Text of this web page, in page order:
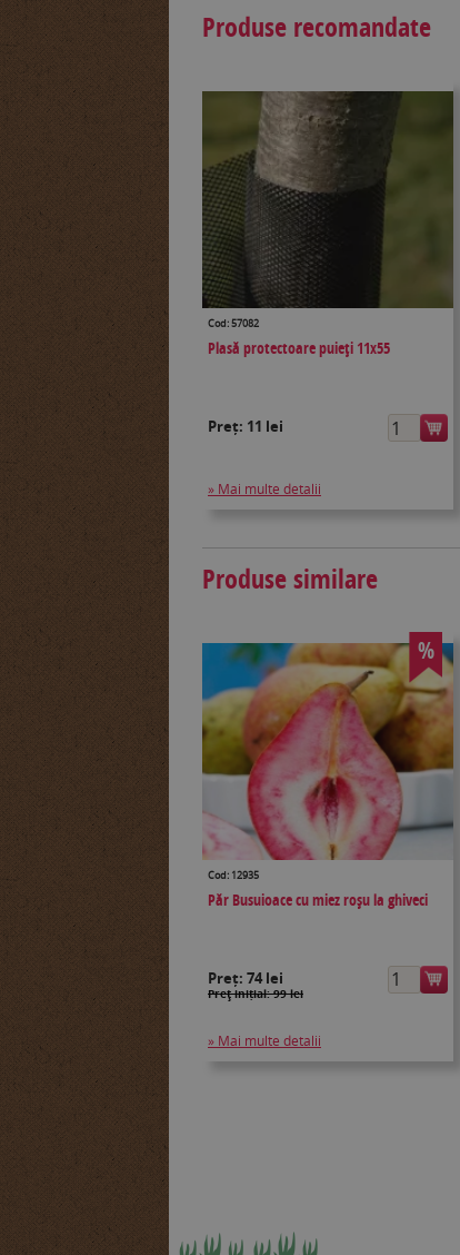
Produse recomandate
Cod: 57082
Plasă protectoare puieţi 11x55
Preț: 11 lei
» Mai multe detalii
Produse similare
%
Cod: 12935
Păr Busuioace cu miez roșu la ghiveci
Preț: 74 lei
Preţ inițial: 99 lei
» Mai multe detalii